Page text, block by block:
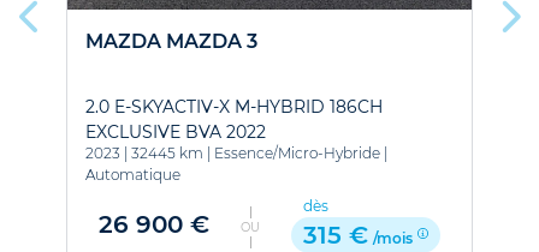
MAZDA MAZDA 3
2.0 E-SKYACTIV-X M-HYBRID 186CH
EXCLUSIVE BVA 2022
2023 | 32445 km | Essence/Micro-Hybride |
Automatique
26 900 € OU
dès
315 € /mois